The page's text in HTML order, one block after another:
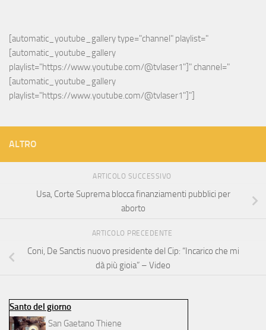
[automatic_youtube_gallery type="channel" playlist="
[automatic_youtube_gallery
playlist="https://www.youtube.com/@tvlaser1"]" channel="
[automatic_youtube_gallery
playlist="https://www.youtube.com/@tvlaser1"]"]
ALTRO
ARTICOLO SUCCESSIVO
Usa, Corte Suprema blocca finanziamenti pubblici per
aborto
ARTICOLO PRECEDENTE
Coni, De Sanctis nuovo presidente del Cip: “Incarico che mi
dà più gioia” – Video
Santo del giorno
San Gaetano Thiene